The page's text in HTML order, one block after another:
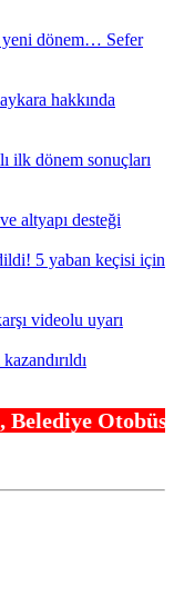
yeni dönem… Sefer
hakkında
ilk dönem sonuçları
altyapı desteği
5 yaban keçisi için
videolu uyarı